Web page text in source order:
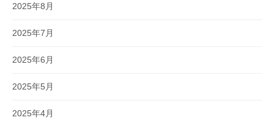
2025年8月
2025年7月
2025年6月
2025年5月
2025年4月